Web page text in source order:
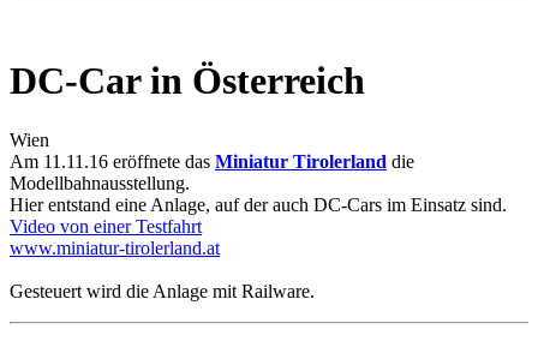
DC-Car in Österreich
Wien
Am 11.11.16 eröffnete das Miniatur Tirolerland die
Modellbahnausstellung.
Hier entstand eine Anlage, auf der auch DC-Cars im Einsatz sind.
Video von einer Testfahrt
www.miniatur-tirolerland.at
Gesteuert wird die Anlage mit Railware.